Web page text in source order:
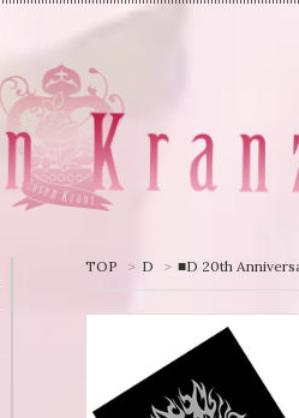
TOP > D > ■D 20th